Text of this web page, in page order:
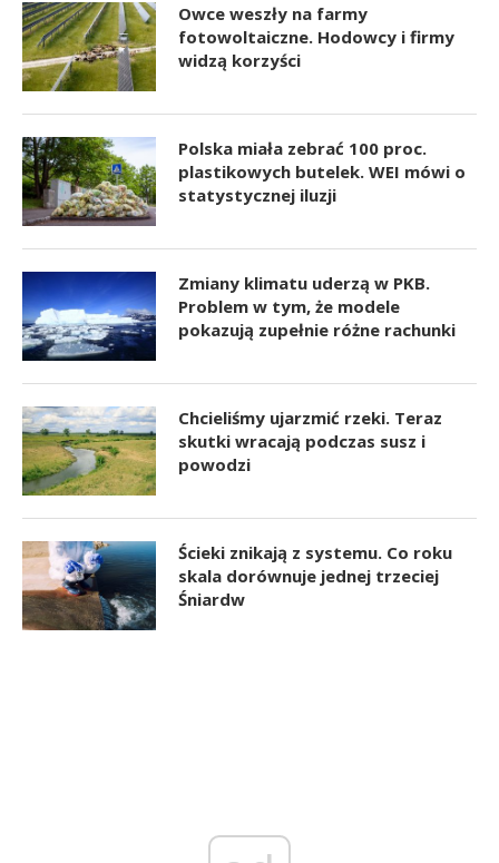
Owce weszły na farmy
fotowoltaiczne. Hodowcy i firmy
widzą korzyści
Polska miała zebrać 100 proc.
plastikowych butelek. WEI mówi o
statystycznej iluzji
Zmiany klimatu uderzą w PKB.
Problem w tym, że modele
pokazują zupełnie różne rachunki
Chcieliśmy ujarzmić rzeki. Teraz
skutki wracają podczas susz i
powodzi
Ścieki znikają z systemu. Co roku
skala dorównuje jednej trzeciej
Śniardw